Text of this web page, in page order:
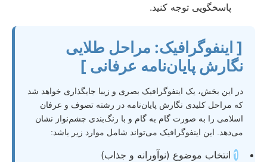
پاسخگویی توجه کنید.
[ اینفوگرافیک: مراحل طلایی
نگارش پایان‌نامه عرفانی ]
در این بخش، یک اینفوگرافیک بصری و زیبا جایگذاری خواهد شد
که مراحل کلیدی نگارش پایان‌نامه در رشته تصوف و عرفان
اسلامی را به صورت گام به گام و با رنگ‌بندی چشم‌نواز نشان
می‌دهد. این اینفوگرافیک می‌تواند شامل موارد زیر باشد:
1 انتخاب موضوع (نوآورانه و جذاب)